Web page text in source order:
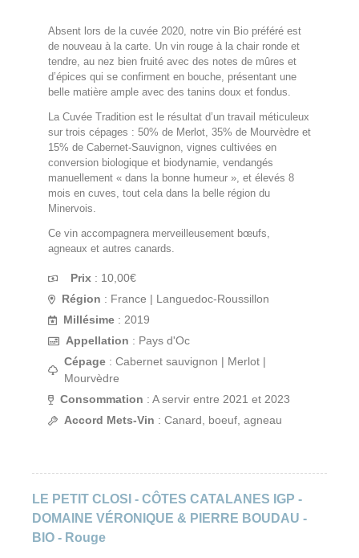
Absent lors de la cuvée 2020, notre vin Bio préféré est
de nouveau à la carte. Un vin rouge à la chair ronde et
tendre, au nez bien fruité avec des notes de mûres et
d’épices qui se confirment en bouche, présentant une
belle matière ample avec des tanins doux et fondus.
La Cuvée Tradition est le résultat d’un travail méticuleux
sur trois cépages : 50% de Merlot, 35% de Mourvèdre et
15% de Cabernet-Sauvignon, vignes cultivées en
conversion biologique et biodynamie, vendangés
manuellement « dans la bonne humeur », et élevés 8
mois en cuves, tout cela dans la belle région du
Minervois.
Ce vin accompagnera merveilleusement bœufs,
agneaux et autres canards.
Prix : 10,00€
Région : France | Languedoc-Roussillon
Millésime: 2019
Appellation : Pays d'Oc
Cépage : Cabernet sauvignon | Merlot |
Mourvèdre
Consommation : A servir entre 2021 et 2023
Accord Mets-Vin : Canard, boeuf, agneau
LE PETIT CLOSI - CÔTES CATALANES IGP -
DOMAINE VÉRONIQUE & PIERRE BOUDAU -
BIO - Rouge